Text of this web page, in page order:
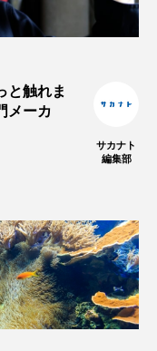
シマハギ
グチ
ガニ
セイウチ
と触れま
メーカ
サカナト
編集部